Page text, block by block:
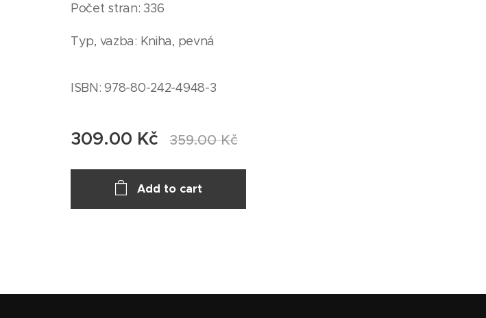
Počet stran: 336
Typ, vazba: Kniha, pevná
ISBN: 978-80-242-4948-3
309.00 Kč 359.00Kč
Add to cart